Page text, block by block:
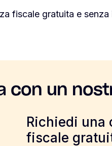
fiscale gratuita e
con un
Richiedi una
fiscale